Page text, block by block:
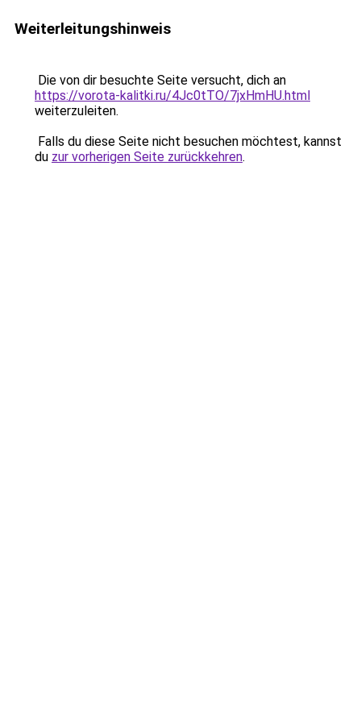
Weiterleitungshinweis
Die von dir besuchte Seite versucht, dich an
https://vorota-kalitki.ru/4Jc0tTO/7jxHmHU.html
weiterzuleiten.
Falls du diese Seite nicht besuchen möchtest, kannst
du zur vorherigen Seite zurückkehren.